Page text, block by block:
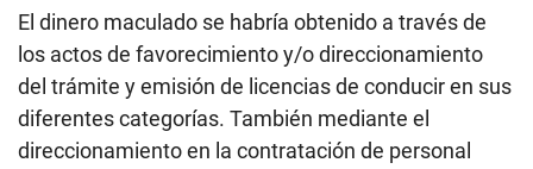
El dinero maculado se habría obtenido a través de
los actos de favorecimiento y/o direccionamiento
del trámite y emisión de licencias de conducir en sus
diferentes categorías. También mediante el
direccionamiento en la contratación de personal